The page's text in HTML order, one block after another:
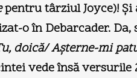
pentru târziul Joyce)!
o în Debarcader.
doică/ Aşterne-mi
vede însă versurile